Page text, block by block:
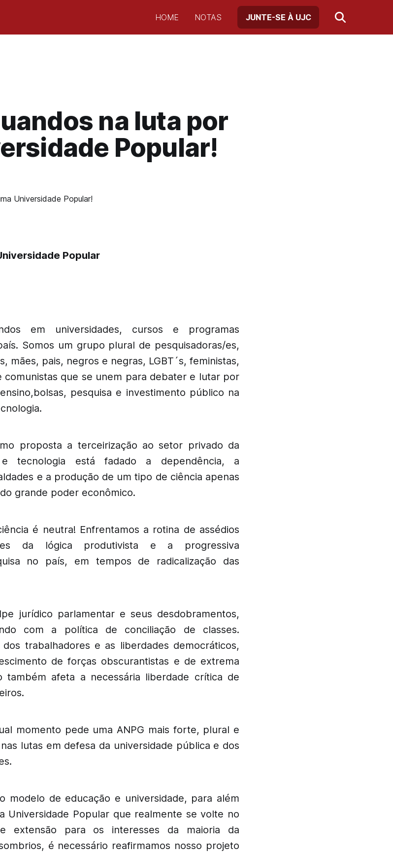
HOME NOTAS JUNTE-SE À UJC
na luta por
Popular!
Popular
em universidades, cursos e programas
Somos um grupo plural de pesquisadoras/es,
mães, pais, negros e negras, LGBT´s, feministas,
comunistas que se unem para debater e lutar por
pesquisa e investimento público na
proposta a terceirização ao setor privado da
tecnologia está fadado a dependência, a
e a produção de um tipo de ciência apenas
grande poder econômico.
é neutra! Enfrentamos a rotina de assédios
da lógica produtivista e a progressiva
no país, em tempos de radicalização das
jurídico parlamentar e seus desdobramentos,
com a política de conciliação de classes.
trabalhadores e as liberdades democráticos,
de forças obscurantistas e de extrema
também afeta a necessária liberdade crítica de
momento pede uma ANPG mais forte, plural e
lutas em defesa da universidade pública e dos
modelo de educação e universidade, para além
Universidade Popular que realmente se volte no
extensão para os interesses da maioria da
é necessário reafirmamos nosso projeto